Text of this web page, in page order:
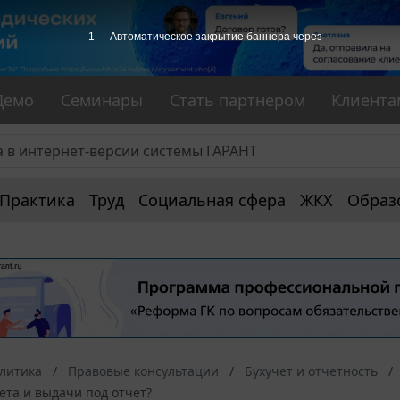
Семинары Стать партнером
Практика Труд Социальная сфера ЖКХ
Правовые консультации
Бухучет и отчетность
и выдачи под отчет?
1 Автоматическое закрытие баннера через